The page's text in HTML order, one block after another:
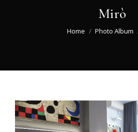
Mirò
You are here:
Home Photo Album